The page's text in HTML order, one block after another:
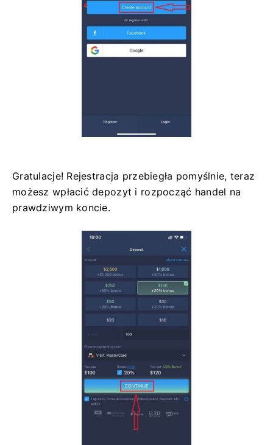
Gratulacje! Rejestracja przebiegła pomyślnie, teraz
możesz wpłacić depozyt i rozpocząć handel na
prawdziwym koncie.